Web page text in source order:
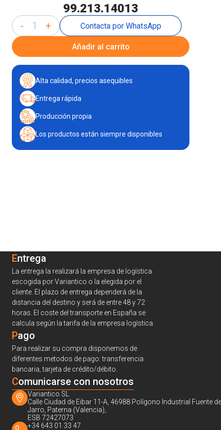
99.213.14013
- + Contacta por WhatsApp
Añadir al carrito
Alta calidad, precios asequibles
Entrega rápida
Producción propia
Los productos están siempre disponibles
Entrega
La entrega la realizará la empresa de logística
escogida por Variantico o la elegida por el
cliente. El plazo de entrega dependerá de la
distancia del destino y será de entre 48 y 72
horas. El coste del transporte en España se
calcula según la tarifa de la empresa logística.
Pago
Para realizar su compra disponemos de
diferentes metodos de pago: transferencia
bancaria, tarjeta de crédito/débito.
Comunicarse con nosotros
Variantico SL
Calle Ciudad de Eibar 11-A, 46988 Polígono Industrial Fuente
Jarro, Paterna (Valencia),
ESB 72427073
+34 643 01 33 47